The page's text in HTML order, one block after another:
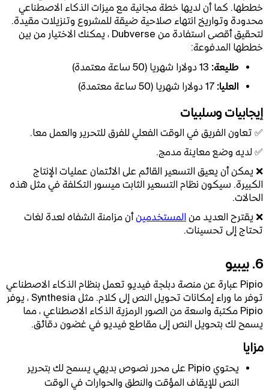
خططها. كما أن لديها خطة مجانية مع ميزات الذكاء الاصطناعي
محدودة وتواريخ انتهاء صلاحية ضيقة للمشروع وتنزيلات مقيدة.
لتحقيق أقصى استفادة من Dubverse ، يمكنك الاختيار من بين
خططها المدفوعة:
طليعة:13 دولارا شهريا (50 ساعة معتمدة)
العليا:17 دولارا شهريا (50 ساعة معتمدة)
إيجابيات وسلبيات
✅ تعاون الفريق في الوقت الفعلي للفرق للتحرير والعمل معا.
✅ لديه وضع معاينة مدمج.
❌ يمكن أن يعيق التسعير القائم على الائتمان عمليات الإنتاج
الكبيرة. سيكون نظام التسعير الثابت ميسور التكلفة في مثل هذه
الحالات.
❌ يقترح العديد منالمستخدمينأن مزامنة الشفاه لعدة لغات
تحتاج إلى تحسينات.
6. بيبيو
Pipio عبارة عن منصة دبلجة فيديو تعمل بنظام الذكاء الاصطناعي
توفر ما وراء إمكانات تحويل النص إلى كلام. مثل Synthesia ، يوفر
Pipio مكتبة واسعة من الصور الرمزية الذكاء الاصطناعي ، مما
يسمح لك بتحويل النص إلى مقاطع فيديو في غضون دقائق.
مزايا
يحتوي Pipio على محرر نصوص بديهي يسمح لك بتحرير
النص للإيقاف المؤقت والنطق والحوارات في الوقت